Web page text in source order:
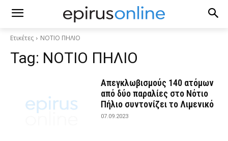
Ετικέτες ΝΟΤΙΟ ΠΗΛΙΟ
Tag: ΝΟΤΙΟ ΠΗΛΙΟ
Απεγκλωβισμούς 140 ατόμων
από δύο παραλίες στο Νότιο
Πήλιο συντονίζει το Λιμενικό
07.09.2023